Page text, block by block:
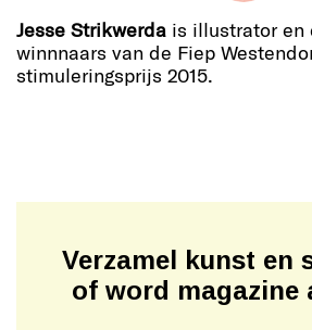
Jesse Strikwerda is illustrator en
winnnaars van de Fiep
stimuleringsprijs 2015.
Verzamel kunst en
of word magazine